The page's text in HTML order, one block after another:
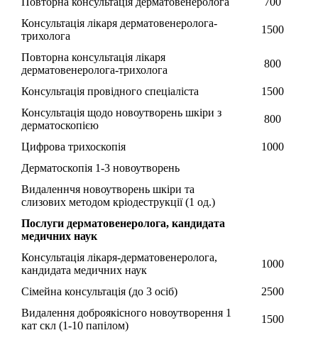
Консультація лікаря дерматовенеролога-
трихолога
1500
Повторна консультація лікаря
дерматовенеролога-трихолога
800
Консультація провідного спеціаліста
1500
Консультація щодо новоутворень шкіри з
дерматоскопією
800
Цифрова трихоскопія
1000
Дерматоскопія 1-3 новоутворень
Видаленнчя новоутворень шкіри та
слизових методом кріодеструкції (1 од.)
Послуги дерматовенеролога, кандидата
медичних наук
Консультація лікаря-дерматовенеролога,
кандидата медичних наук
1000
Сімейна консультація (до 3 осіб)
2500
Видалення доброякісного новоутворення 1
кат скл (1-10 папілом)
1500